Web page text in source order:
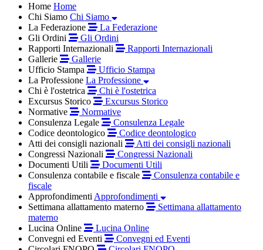
Home Home
Chi Siamo Chi Siamo
La Federazione
La Federazione
Gli Ordini
Gli Ordini
Rapporti Internazionali
Rapporti Internazionali
Gallerie
Gallerie
Ufficio Stampa
Ufficio Stampa
La Professione La Professione
Chi è l'ostetrica
Chi è l'ostetrica
Excursus Storico
Excursus Storico
Normative
Normative
Consulenza Legale
Consulenza Legale
Codice deontologico
Codice deontologico
Atti dei consigli nazionali
Atti dei consigli nazionali
Congressi Nazionali
Congressi Nazionali
Documenti Utili
Documenti Utili
Consulenza contabile e fiscale
Consulenza contabile e
fiscale
Approfondimenti Approfondimenti
Settimana allattamento materno
Settimana allattamento
materno
Lucina Online
Lucina Online
Convegni ed Eventi
Convegni ed Eventi